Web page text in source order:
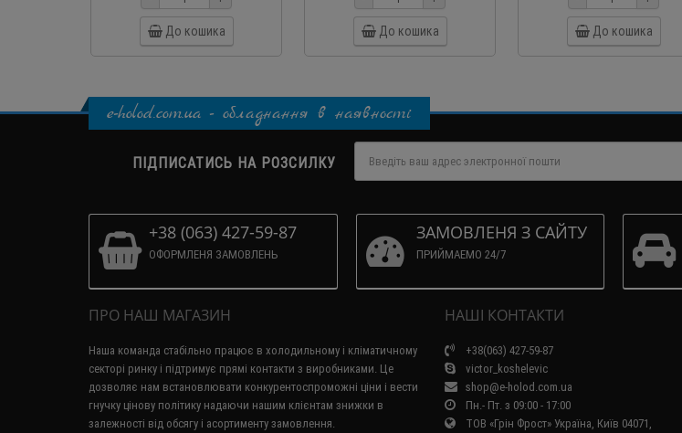
До кошика До кошика До кошика
e-holod.com.ua - обладнання в наявності
ПІДПИСАТИСЬ НА РОЗСИЛКУ
+38 (063) 427-59-87
ОФОРМЛЕНЯ ЗАМОВЛЕНЬ
ЗАМОВЛЕНЯ З САЙТУ
ПРИЙМАЕМО 24/7
ПРО НАШ МАГАЗИН
Наша команда стабільно працює в холодильному і кліматичному
секторі ринку і підтримує прямі контакти з виробниками. Це
дозволяє нам встановлювати конкурентоспроможні ціни і вести
гнучку цінову політику надаючи нашим клієнтам знижки в
залежності від обсягу і асортименту замовлення.
НАШІ КОНТАКТИ
+38(063) 427-59-87
victor_koshelevic
shop@e-holod.com.ua
Пн.- Пт. з 09:00 - 17:00
ТОВ «Грін Фрост» Україна, Київ 04071,